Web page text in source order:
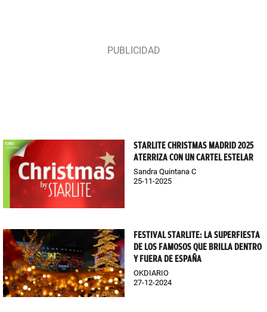
STARLITE CHRISTMAS MADRID 2025
ATERRIZA CON UN CARTEL ESTELAR
Sandra Quintana C
25-11-2025
FESTIVAL STARLITE: LA SUPERFIESTA
DE LOS FAMOSOS QUE BRILLA DENTRO
Y FUERA DE ESPAÑA
OKDIARIO
27-12-2024